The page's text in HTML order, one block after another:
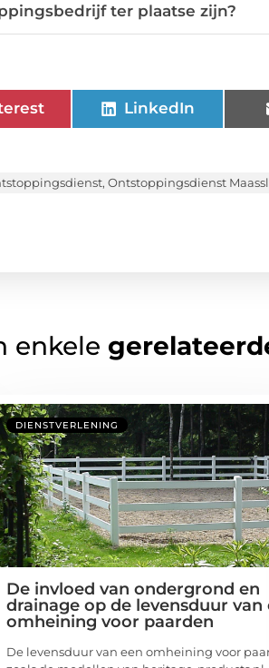
ter plaatse zijn?
LinkedIn
, Ontstoppingsdienst
enkele
DIENSTVERLENING
De invloed van ondergrond en
drainage op de levensduur van
omheining voor paarden
De levensduur van een omheining voor